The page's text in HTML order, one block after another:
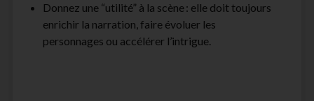
Donnez une “utilité” à la scène : elle doit toujours
enrichir la narration, faire évoluer les
personnages ou accélérer l’intrigue.